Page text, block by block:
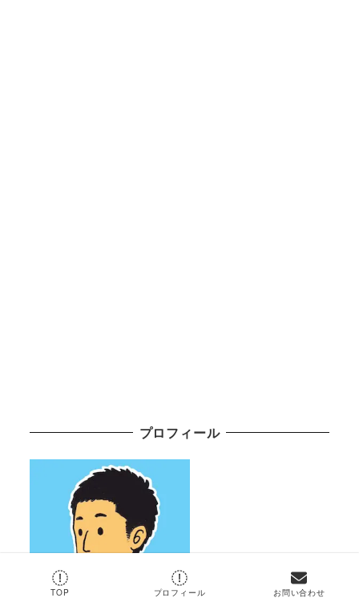
プロフィール
TOP プロフィール お問い合わせ